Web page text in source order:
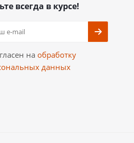
всегда в курсе!
на обработку
данных